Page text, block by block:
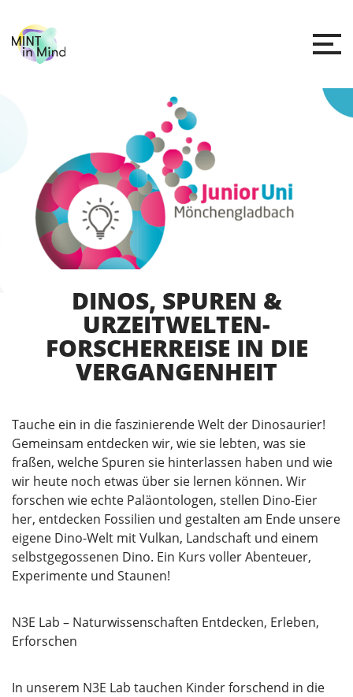
DINOS, SPUREN &
URZEITWELTEN-
FORSCHERREISE IN DIE
VERGANGENHEIT
Tauche ein in die faszinierende Welt der Dinosaurier!
Gemeinsam entdecken wir, wie sie lebten, was sie
fraßen, welche Spuren sie hinterlassen haben und wie
wir heute noch etwas über sie lernen können. Wir
forschen wie echte Paläontologen, stellen Dino-Eier
her, entdecken Fossilien und gestalten am Ende unsere
eigene Dino-Welt mit Vulkan, Landschaft und einem
selbstgegossenen Dino. Ein Kurs voller Abenteuer,
Experimente und Staunen!
N3E Lab – Naturwissenschaften Entdecken, Erleben,
Erforschen
In unserem N3E Lab tauchen Kinder forschend in die